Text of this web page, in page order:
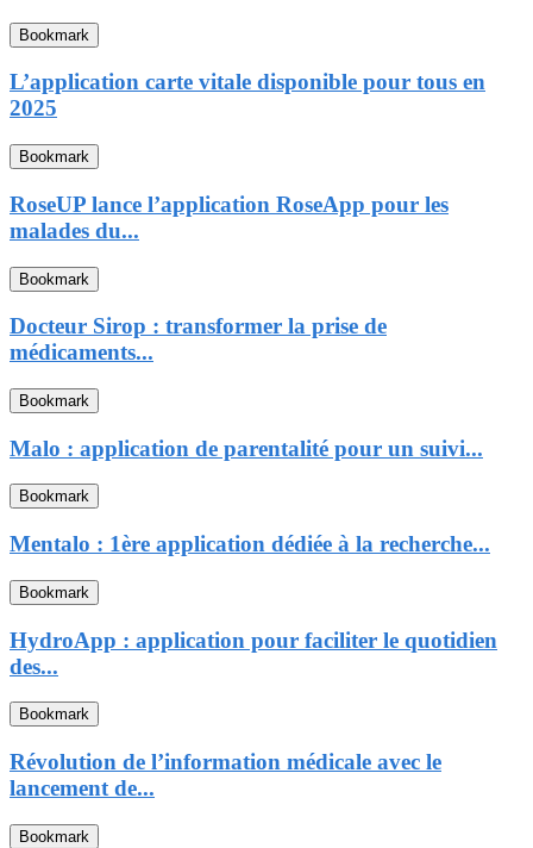
Bookmark
L’application carte vitale disponible pour tous en
2025
Bookmark
RoseUP lance l’application RoseApp pour les
malades du...
Bookmark
Docteur Sirop : transformer la prise de
médicaments...
Bookmark
Malo : application de parentalité pour un suivi...
Bookmark
Mentalo : 1ère application dédiée à la recherche...
Bookmark
HydroApp : application pour faciliter le quotidien
des...
Bookmark
Révolution de l’information médicale avec le
lancement de...
Bookmark